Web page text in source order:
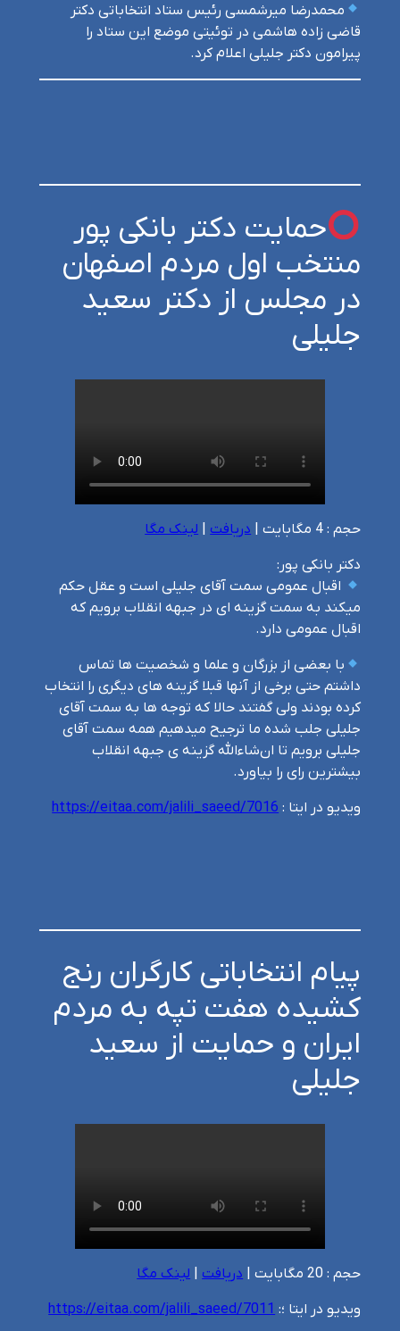
محمدرضا میرشمسی رئیس ستاد انتخاباتی دکتر
قاضی زاده هاشمی در توئیتی موضع این ستاد را
پیرامون دکتر جلیلی اعلام کرد.
حمایت دکتر بانکی پور
منتخب اول مردم اصفهان
در مجلس از دکتر سعید
جلیلی
حجم : 4 مگابایت | دریافت| لینک مگا
دکتر بانکی پور:
اقبال عمومی سمت آقای جلیلی است و عقل حکم
میکند به سمت گزینه ای در جبهه انقلاب برویم که
اقبال عمومی دارد.
با بعضی از بزرگان و علما و شخصیت ها تماس
داشتم حتی برخی از آنها قبلا گزینه های دیگری را انتخاب
کرده بودند ولی گفتند حالا که توجه ها به سمت آقای
جلیلی جلب شده ما ترجیح میدهیم همه سمت آقای
جلیلی برویم تا ان‌شاءالله گزینه ی جبهه انقلاب
بیشترین رای را بیاورد.
ویدیو در ایتا : https://eitaa.com/jalili_saeed/7016
پیام انتخاباتی کارگران رنج
کشیده هفت تپه به مردم
ایران و حمایت از سعید
جلیلی
حجم : 20 مگابایت | دریافت
لینک مگا
ویدیو در ایتا ؛: https://eitaa.com/jalili_saeed/7011